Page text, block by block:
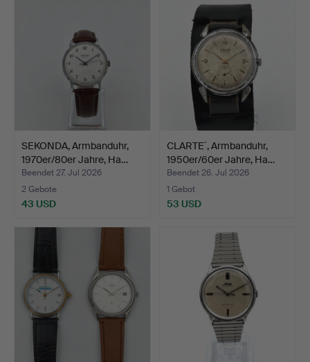
SEKONDA, Armbanduhr,
1970er/80er Jahre, Ha…
Beendet 27. Jul 2026
2 Gebote
43 USD
CLARTE´, Armbanduhr,
1950er/60er Jahre, Ha…
Beendet 26. Jul 2026
1 Gebot
53 USD